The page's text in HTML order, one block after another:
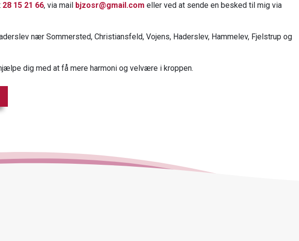
28 15 21 66, via mail bjzosr@gmail.com eller ved at sende en besked til mig via
nær Sommersted, Christiansfeld, Vojens, Haderslev, Hammelev, Fjelstrup og
dig med at få mere harmoni og velvære i kroppen.